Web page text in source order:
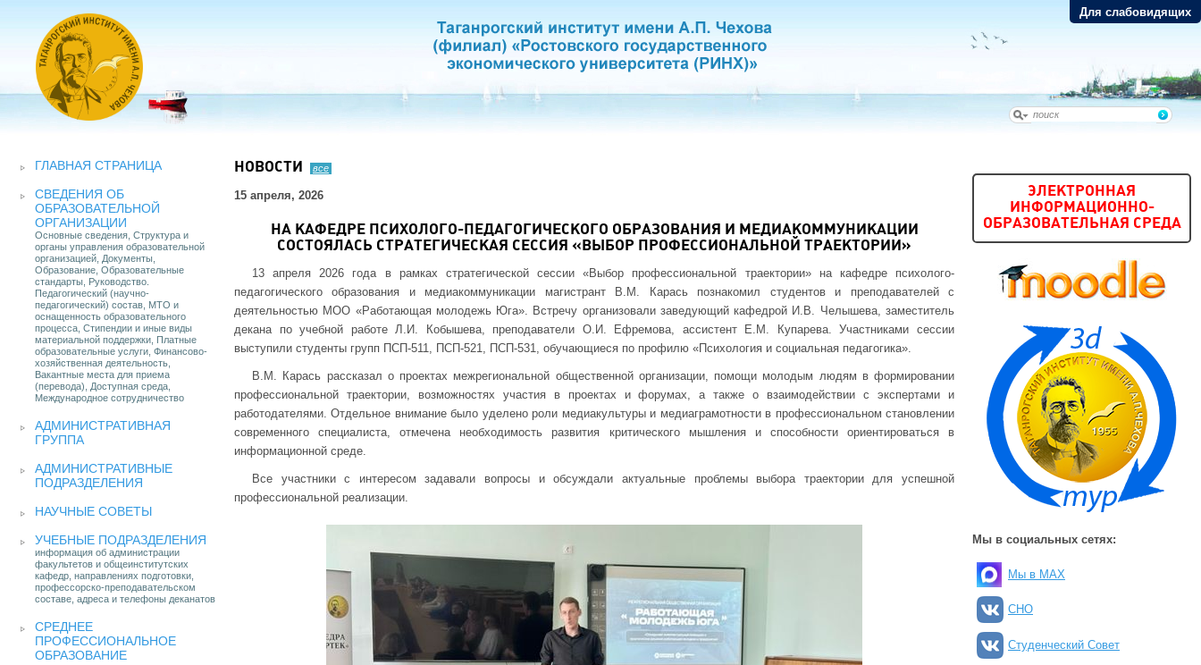
Для слабовидящих
ГЛАВНАЯ СТРАНИЦА
СВЕДЕНИЯ ОБ
ОБРАЗОВАТЕЛЬНОЙ
ОРГАНИЗАЦИИ
Основные сведения, Структура и
органы управления образовательной
организацией, Документы,
Образование, Образовательные
стандарты, Руководство.
Педагогический (научно-
педагогический) состав, МТО и
оснащенность образовательного
процесса, Стипендии и иные виды
материальной поддержки, Платные
образовательные услуги, Финансово-
хозяйственная деятельность,
Вакантные места для приема
(перевода), Доступная среда,
Международное сотрудничество
АДМИНИСТРАТИВНАЯ
ГРУППА
АДМИНИСТРАТИВНЫЕ
ПОДРАЗДЕЛЕНИЯ
НАУЧНЫЕ СОВЕТЫ
УЧЕБНЫЕ ПОДРАЗДЕЛЕНИЯ
информация об администрации
факультетов и общеинститутских
кафедр, направлениях подготовки,
профессорско-преподавательском
составе, адреса и телефоны деканатов
СРЕДНЕЕ
ПРОФЕССИОНАЛЬНОЕ
ОБРАЗОВАНИЕ
НОВОСТИ все
15 апреля, 2026
НА КАФЕДРЕ ПСИХОЛОГО-ПЕДАГОГИЧЕСКОГО ОБРАЗОВАНИЯ И МЕДИАКОММУНИКАЦИИ
СОСТОЯЛАСЬ СТРАТЕГИЧЕСКАЯ СЕССИЯ «ВЫБОР ПРОФЕССИОНАЛЬНОЙ ТРАЕКТОРИИ»
13 апреля 2026 года в рамках стратегической сессии «Выбор профессиональной траектории» на кафедре психолого-
педагогического образования и медиакоммуникации магистрант В.М. Карась познакомил студентов и преподавателей с
деятельностью МОО «Работающая молодежь Юга». Встречу организовали заведующий кафедрой И.В. Челышева, заместитель
декана по учебной работе Л.И. Кобышева, преподаватели О.И. Ефремова, ассистент Е.М. Купарева. Участниками сессии
выступили студенты групп ПСП-511, ПСП-521, ПСП-531, обучающиеся по профилю «Психология и социальная педагогика».
В.М. Карась рассказал о проектах межрегиональной общественной организации, помощи молодым людям в формировании
профессиональной траектории, возможностях участия в проектах и форумах, а также о взаимодействии с экспертами и
работодателями. Отдельное внимание было уделено роли медиакультуры и медиаграмотности в профессиональном становлении
современного специалиста, отмечена необходимость развития критического мышления и способности ориентироваться в
информационной среде.
Все участники с интересом задавали вопросы и обсуждали актуальные проблемы выбора траектории для успешной
профессиональной реализации.
ЭЛЕКТРОННАЯ
ИНФОРМАЦИОННО-
ОБРАЗОВАТЕЛЬНАЯ СРЕДА
Мы в социальных сетях:
Мы в MAX
СНО
Студенческий Совет